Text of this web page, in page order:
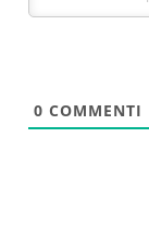
0 COMMENTI